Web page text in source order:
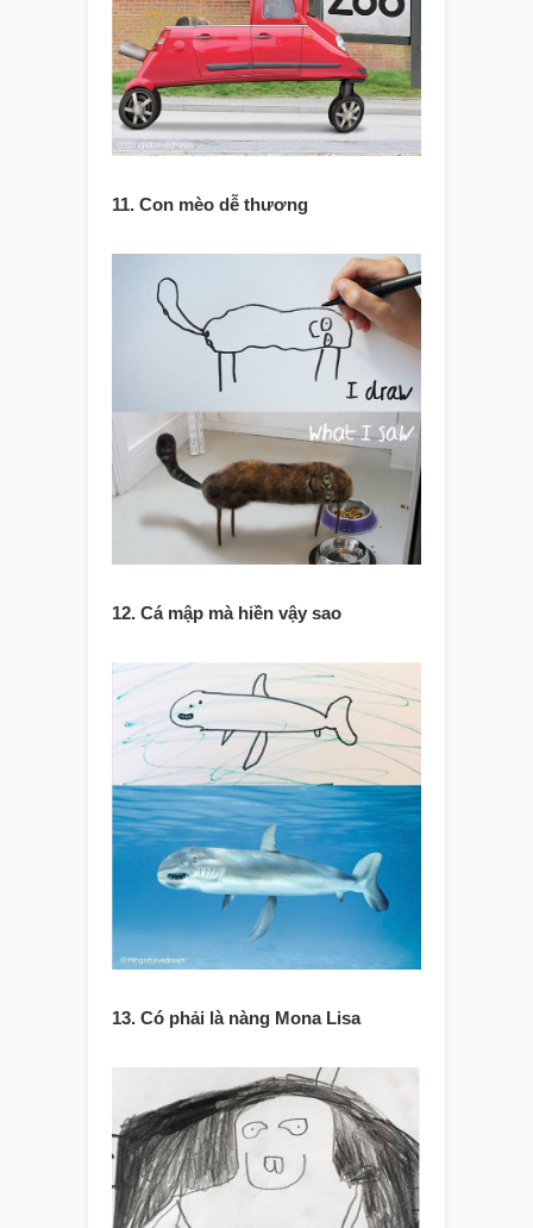
11. Con mèo dễ thương
12. Cá mập mà hiền vậy sao
13. Có phải là nàng Mona Lisa